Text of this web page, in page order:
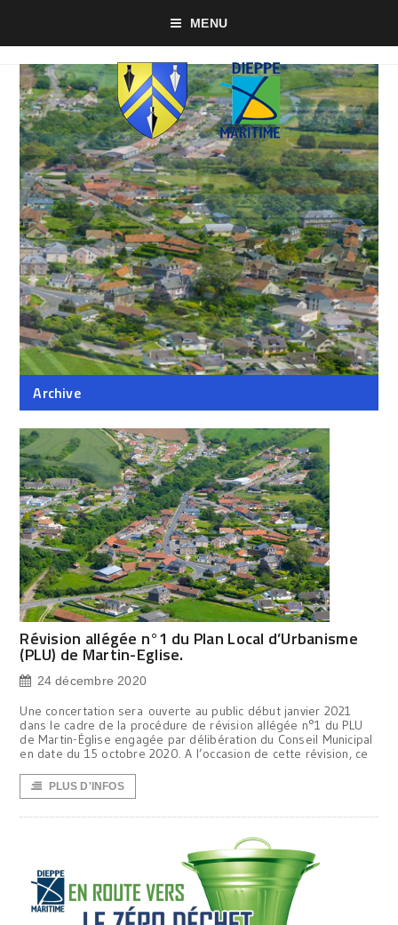
MENU
Archive
Révision allégée n°1 du Plan Local d’Urbanisme
(PLU) de Martin-Eglise.
24 décembre 2020
Une concertation sera ouverte au public début janvier 2021
dans le cadre de la procédure de révision allégée n°1 du PLU
de Martin-Église engagée par délibération du Conseil Municipal
en date du 15 octobre 2020. A l’occasion de cette révision, ce
PLUS D'INFOS